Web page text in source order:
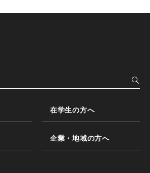
在学生の方へ
企業・地域の方へ